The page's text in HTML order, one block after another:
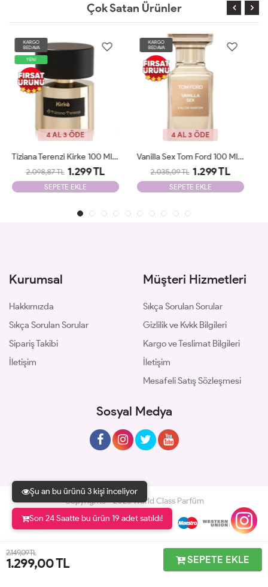
2.149,09 TL
1.299,00TL SEPETE EKLE
Şu an bu ürünü 3 kişi inceliyor
Son 24 Saatte bu ürün 19 adet satıldı!
Çok Satan Ürünler
KARGO
BEDAVA
4 AL 3 ÖDE
2.035,09 TL 1.299 TL
SEPETE EKLE
KARGO
BEDAVA
4 AL 3 ÖDE
Vanilla Powder MATİERE PREMİERE 100ml Unisex Tester
2.100,09 TL 1.850 TL
SEPETE EKLE
Kurumsal
Hakkımızda
Sıkça Sorulan Sorular
Sipariş Takibi
İletişim
Müşteri Hizmetleri
Sıkça Sorulan Sorular
Gizlilik ve Kvkk Bilgileri
Kargo ve Teslimat Bilgileri
İletişim
Mesafeli Satış Sözleşmesi
Sosyal Medya
Copyrights © 2026 World Class Parfüm
Geliştir - powered by innovation
Anasayfa Üye Girişi Sipariş Takibi İletişim